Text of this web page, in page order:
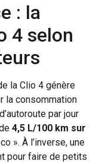
: la
4 selon
la Clio 4 génère
la consommation
par jour
4,5 L/100 km sur
». À l’inverse, une
pour faire de petits